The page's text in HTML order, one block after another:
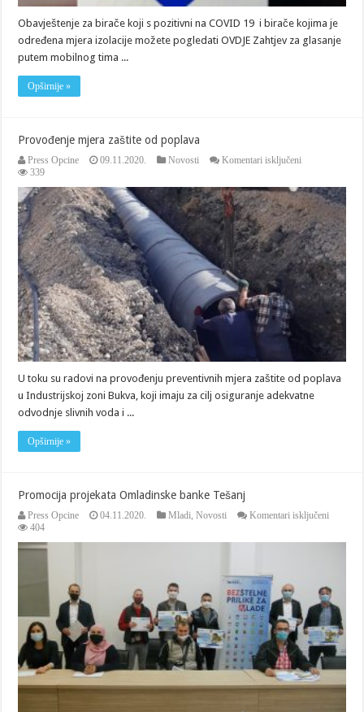
Obavještenje za birače koji s pozitivni na COVID 19 i birače kojima je
određena mjera izolacije možete pogledati OVDJE Zahtjev za glasanje
putem mobilnog tima ...
Opširnije »
Provođenje mjera zaštite od poplava
Press Opcine 09.11.2020. Novosti Komentari isključeni
zaštite
od
poplava
339
U toku su radovi na provođenju preventivnih mjera zaštite od poplava
u Industrijskoj zoni Bukva, koji imaju za cilj osiguranje adekvatne
odvodnje slivnih voda i ...
Opširnije »
Promocija projekata Omladinske banke Tešanj
Press Opcine 04.11.2020. Mladi,Novosti Komentari isključeni
404